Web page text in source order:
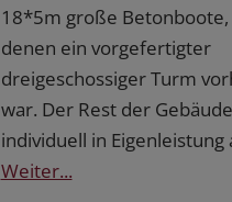
18*5m große
denen ein vorgefertigter
dreigeschossiger Turm
war. Der Rest der
individuell in Eigenleistung
Weiter...